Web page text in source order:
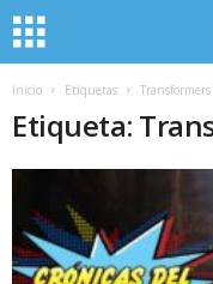
Inicio Etiquetas
Etiqueta: